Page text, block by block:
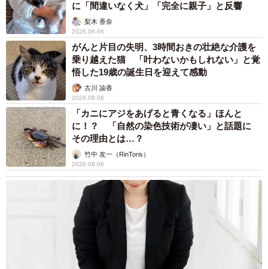
に「間違いなく犬」「完全に親子」と反響
梨木 香奈
2026.08.06
がんと片目の失明、3時間おきの壮絶な介護を
乗り越えた猫 「叶わないかもしれない」と覚
悟した19歳の誕生日を迎えて感動
古川 諭香
2026.08.06
「カニにアジをあげると青くなる」ほんと
に！？ 「自然の染色技術が凄い」と話題に
その理由とは…？
竹中 友一（RinToris）
2026.08.06